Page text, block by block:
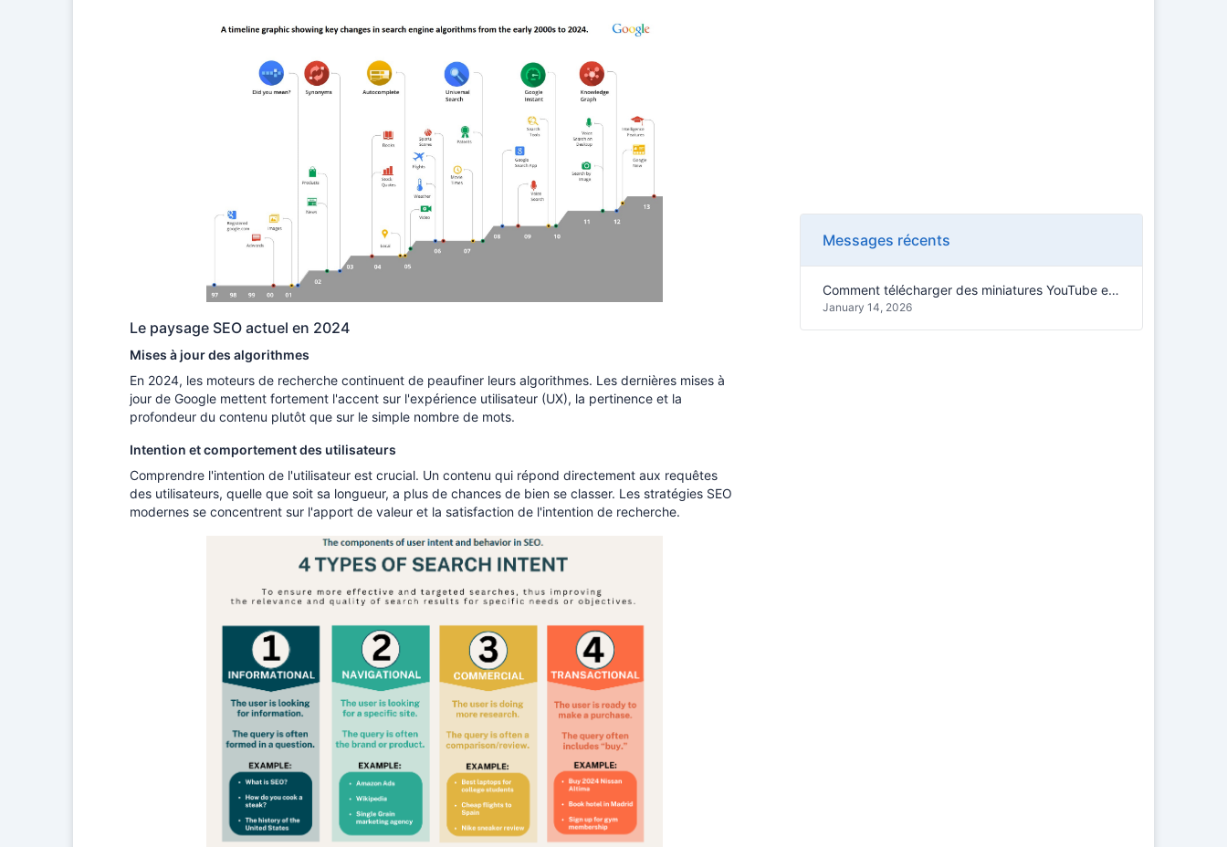
Le paysage SEO actuel en 2024
Mises à jour des algorithmes
En 2024, les moteurs de recherche continuent de peaufiner leurs algorithmes. Les dernières mises à
jour de Google mettent fortement l'accent sur l'expérience utilisateur (UX), la pertinence et la
profondeur du contenu plutôt que sur le simple nombre de mots.
Intention et comportement des utilisateurs
Comprendre l'intention de l'utilisateur est crucial. Un contenu qui répond directement aux requêtes
des utilisateurs, quelle que soit sa longueur, a plus de chances de bien se classer. Les stratégies SEO
modernes se concentrent sur l'apport de valeur et la satisfaction de l'intention de recherche.
Messages récents
Comment télécharger des miniatures YouTube en HD (1080p & 4K) – Guide 2026
January 14, 2026